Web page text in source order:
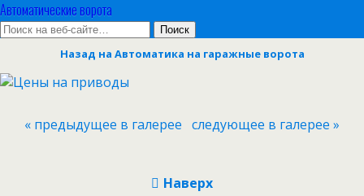
Автоматические ворота
Назад на Автоматика на гаражные ворота
« предыдущее в галерее следующее в галерее »
Наверх